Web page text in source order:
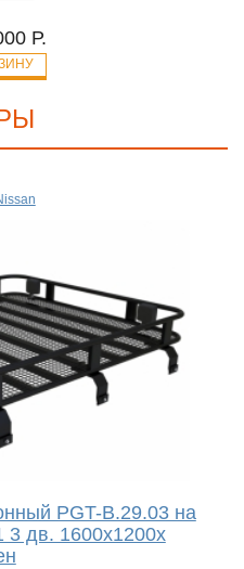
Р.
PGT-B.29.03 на
3 дв. 1600х1200х